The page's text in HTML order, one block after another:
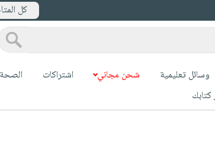
كل
وسائل تعليمية شحن مجاني اشتراكات
كتابك